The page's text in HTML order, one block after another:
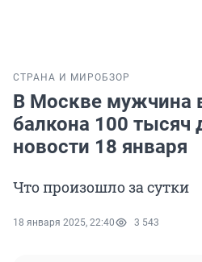
СТРАНА И МИРОБЗОР
В Москве мужчина
балкона 100 тысяч
новости 18 января
Что произошло за сутки
18 января 2025, 22:40 3 543